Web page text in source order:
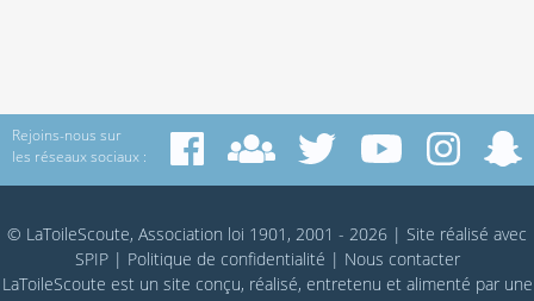
Rejoins-nous sur
les réseaux sociaux :
© LaToileScoute, Association loi 1901, 2001 - 2026 | Site réalisé avec
SPIP| Politique de confidentialité | Nous contacter
LaToileScoute est un site conçu, réalisé, entretenu et alimenté par une